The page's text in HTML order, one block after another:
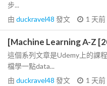
步...
由 duckravel48 發文 1 天前
[Machine Learning A-Z
這個系列文章是Udemy上的課
檔學一點data...
由 duckravel48 發文 1 天前